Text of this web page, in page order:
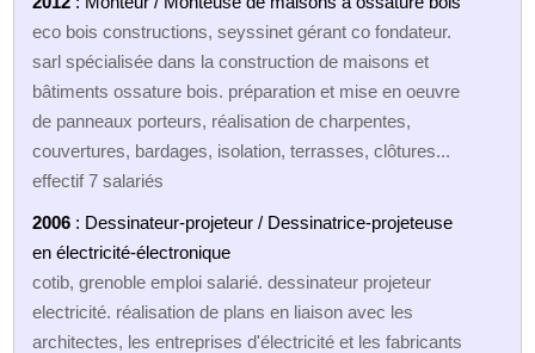
eco bois constructions, seyssinet gérant co fondateur.
sarl spécialisée dans la construction de maisons et
bâtiments ossature bois. préparation et mise en oeuvre
de panneaux porteurs, réalisation de charpentes,
couvertures, bardages, isolation, terrasses, clôtures...
effectif 7 salariés
2006 : Dessinateur-projeteur / Dessinatrice-projeteuse
en électricité-électronique
cotib, grenoble emploi salarié. dessinateur projeteur
electricité. réalisation de plans en liaison avec les
architectes, les entreprises d'électricité et les fabricants